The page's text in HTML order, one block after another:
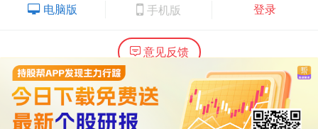
电脑版 手机版 登录
意见反馈
内容提供：广州市万隆证券咨询顾问有限公司
Copyright ©2015 Wlstock. All Right Reserved.
热线：020-66618988